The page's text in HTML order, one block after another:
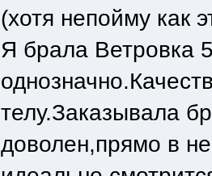
(хотя непойму как
Я брала Ветровка
телу.Заказывала
доволен,прямо в